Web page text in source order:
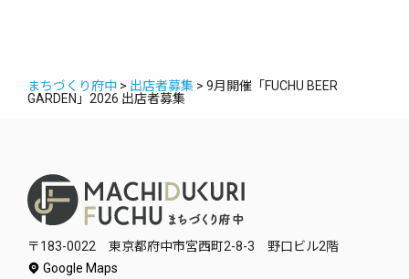
まちづくり府中 > 出店者募集 > 9月開催「FUCHU BEER
GARDEN」2026 出店者募集
〒183-0022 東京都府中市宮西町2-8-3 野口ビル2階
Google Maps